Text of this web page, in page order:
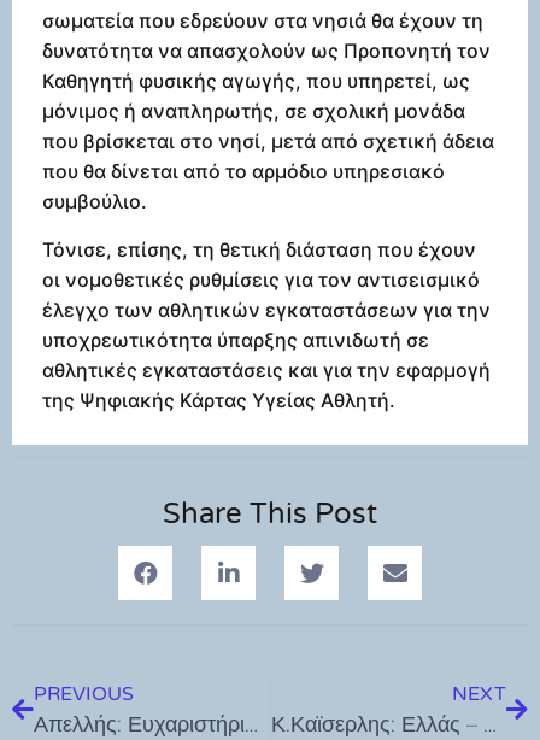
σωματεία που εδρεύουν στα νησιά θα έχουν τη
δυνατότητα να απασχολούν ως Προπονητή τον
Καθηγητή φυσικής αγωγής, που υπηρετεί, ως
μόνιμος ή αναπληρωτής, σε σχολική μονάδα
που βρίσκεται στο νησί, μετά από σχετική άδεια
που θα δίνεται από το αρμόδιο υπηρεσιακό
συμβούλιο.
Τόνισε, επίσης, τη θετική διάσταση που έχουν
οι νομοθετικές ρυθμίσεις για τον αντισεισμικό
έλεγχο των αθλητικών εγκαταστάσεων για την
υποχρεωτικότητα ύπαρξης απινιδωτή σε
αθλητικές εγκαταστάσεις και για την εφαρμογή
της Ψηφιακής Κάρτας Υγείας Αθλητή.
Share This Post
PREVIOUS
Απελλής: Ευχαριστήριο για όσους συνέβαλαν στην Δενδροφύτευση
NEXT
Κ.Καϊσερλης: Ελλάς – Έτσι, για να ξέρετε τι γίνεται! Καρτελ και Φαντς αλωνίζουν